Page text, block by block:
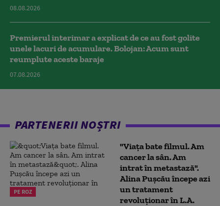
08.08.2026
Premierul interimar a explicat de ce au fost golite
unele lacuri de acumulare. Bolojan: Acum sunt
reumplute aceste baraje
07.08.2026
PARTENERII NOȘTRI
PE ROZ
"Viața bate filmul. Am
cancer la sân. Am
intrat în metastază".
Alina Pușcău începe azi
un tratament
revoluționar în L.A.